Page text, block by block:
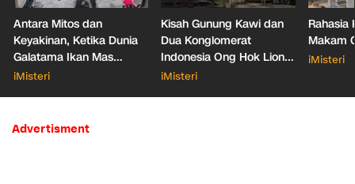
Antara Mitos dan
Keyakinan, Ketika Dunia
Galatama Ikan Mas
Bersentuhan dengan Hal
iMisteri
Kisah Gunung Kawi dan
Dua Konglomerat
Indonesia Ong Hok Liong
hingga Liem Sioe Liong
iMisteri
Rahasia
Makam
iMisteri
Advertisment